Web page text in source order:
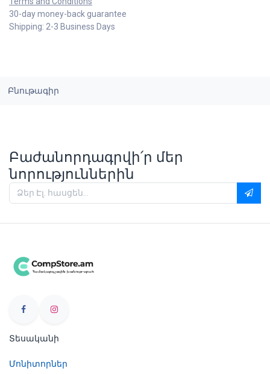
30-day money-back guarantee
Shipping: 2-3 Business Days
Բնութագիր
Բաժանորդագրվի՛ր մեր
նորություններին
Տեսականի
Մոնիտորներ